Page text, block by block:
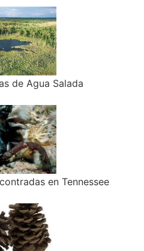
de Agua Salada
en Tennessee